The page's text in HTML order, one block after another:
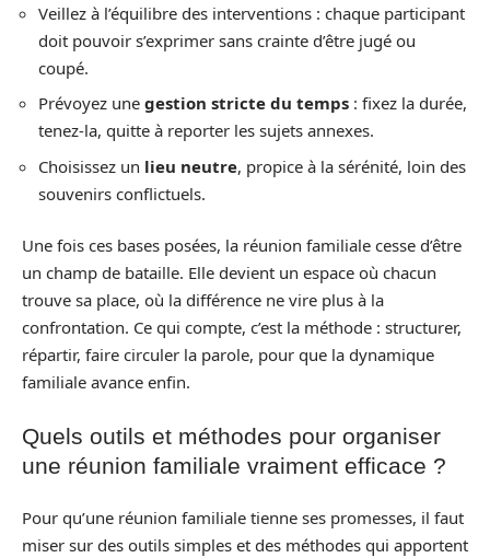
Veillez à l’équilibre des interventions : chaque participant
doit pouvoir s’exprimer sans crainte d’être jugé ou
coupé.
Prévoyez une gestion stricte du temps : fixez la durée,
tenez-la, quitte à reporter les sujets annexes.
Choisissez un lieu neutre, propice à la sérénité, loin des
souvenirs conflictuels.
Une fois ces bases posées, la réunion familiale cesse d’être
un champ de bataille. Elle devient un espace où chacun
trouve sa place, où la différence ne vire plus à la
confrontation. Ce qui compte, c’est la méthode : structurer,
répartir, faire circuler la parole, pour que la dynamique
familiale avance enfin.
Quels outils et méthodes pour organiser
une réunion familiale vraiment efficace ?
Pour qu’une réunion familiale tienne ses promesses, il faut
miser sur des outils simples et des méthodes qui apportent